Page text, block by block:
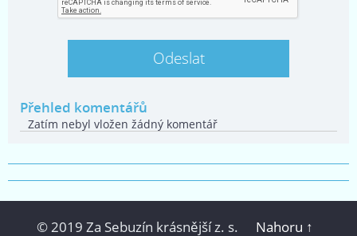
Přehled komentářů
Zatím nebyl vložen žádný komentář
© 2019 Za Sebuzín krásnější z. s. Nahoru ↑